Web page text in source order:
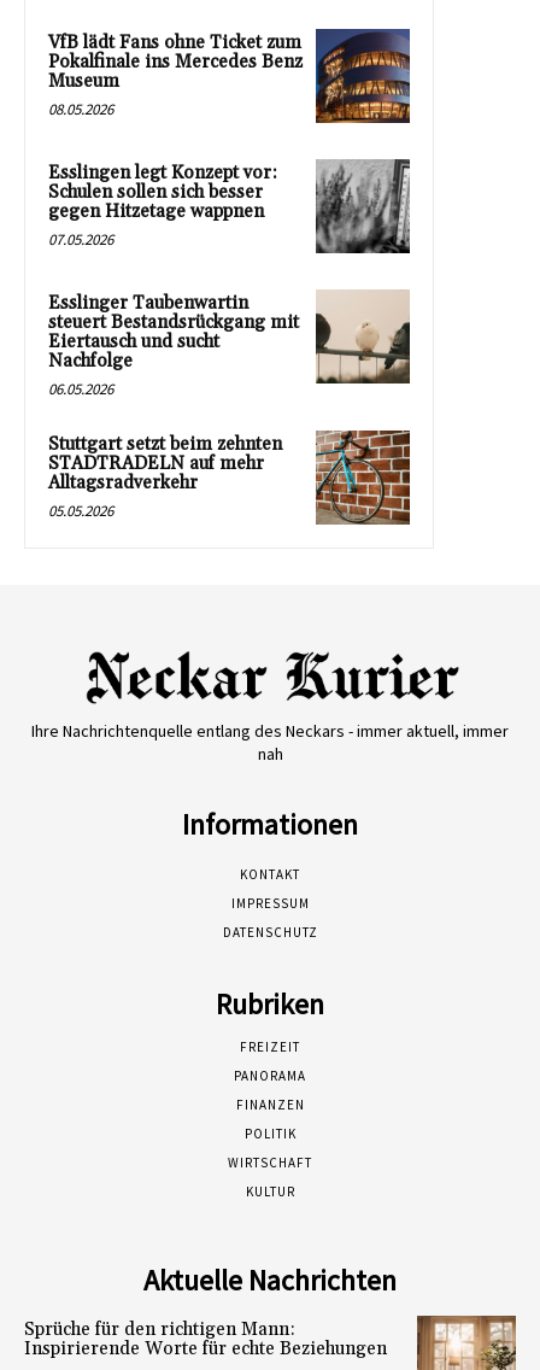
VfB lädt Fans ohne Ticket zum
Pokalfinale ins Mercedes Benz
Museum
08.05.2026
Esslingen legt Konzept vor:
Schulen sollen sich besser
gegen Hitzetage wappnen
07.05.2026
Esslinger Taubenwartin
steuert Bestandsrückgang mit
Eiertausch und sucht
Nachfolge
06.05.2026
Stuttgart setzt beim zehnten
STADTRADELN auf mehr
Alltagsradverkehr
05.05.2026
Ihre Nachrichtenquelle entlang des Neckars - immer aktuell, immer
nah
Informationen
KONTAKT
IMPRESSUM
DATENSCHUTZ
Rubriken
FREIZEIT
PANORAMA
FINANZEN
POLITIK
WIRTSCHAFT
KULTUR
Aktuelle Nachrichten
Sprüche für den richtigen Mann:
Inspirierende Worte für echte Beziehungen